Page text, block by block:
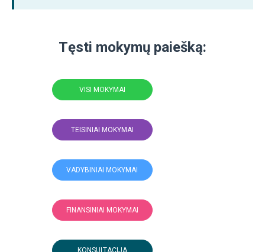
Tęsti mokymų paiešką:
VISI MOKYMAI
TEISINIAI MOKYMAI
VADYBINIAI MOKYMAI
FINANSINIAI MOKYMAI
KONSULTACIJA